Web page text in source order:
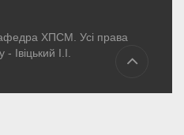
ХПСМ. Усі права
- Івіцький І.І.